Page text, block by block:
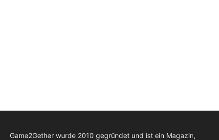
Game2Gether wurde 2010 gegründet und ist ein Magazin,